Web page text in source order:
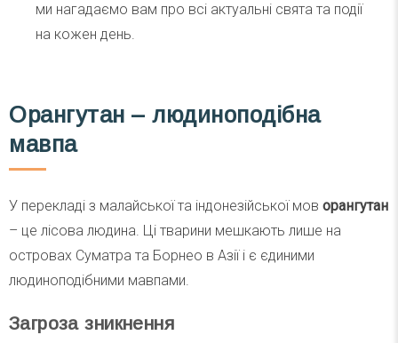
ми нагадаємо вам про всі актуальні свята та події
на кожен день.
Орангутан – людиноподібна
мавпа
У перекладі з малайської та індонезійської мов орангутан
– це лісова людина. Ці тварини мешкають лише на
островах Суматра та Борнео в Азії і є єдиними
людиноподібними мавпами.
Загроза зникнення